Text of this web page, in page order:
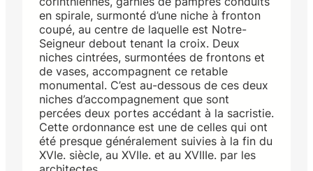
en spirale, surmonté d’une niche à fronton
coupé, au centre de laquelle est Notre-
Seigneur debout tenant la croix. Deux
niches cintrées, surmontées de frontons et
de vases, accompagnent ce retable
monumental. C’est au-dessous de ces deux
niches d’accompagnement que sont
percées deux portes accédant à la sacristie.
Cette ordonnance est une de celles qui ont
été presque généralement suivies à la fin du
XVIe. siècle, au XVIIe. et au XVIIIe. par les